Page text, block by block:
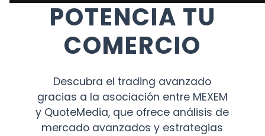
POTENCIA TU
COMERCIO
Descubra el trading avanzado
gracias a la asociación entre MEXEM
y QuoteMedia, que ofrece análisis de
mercado avanzados y estrategias